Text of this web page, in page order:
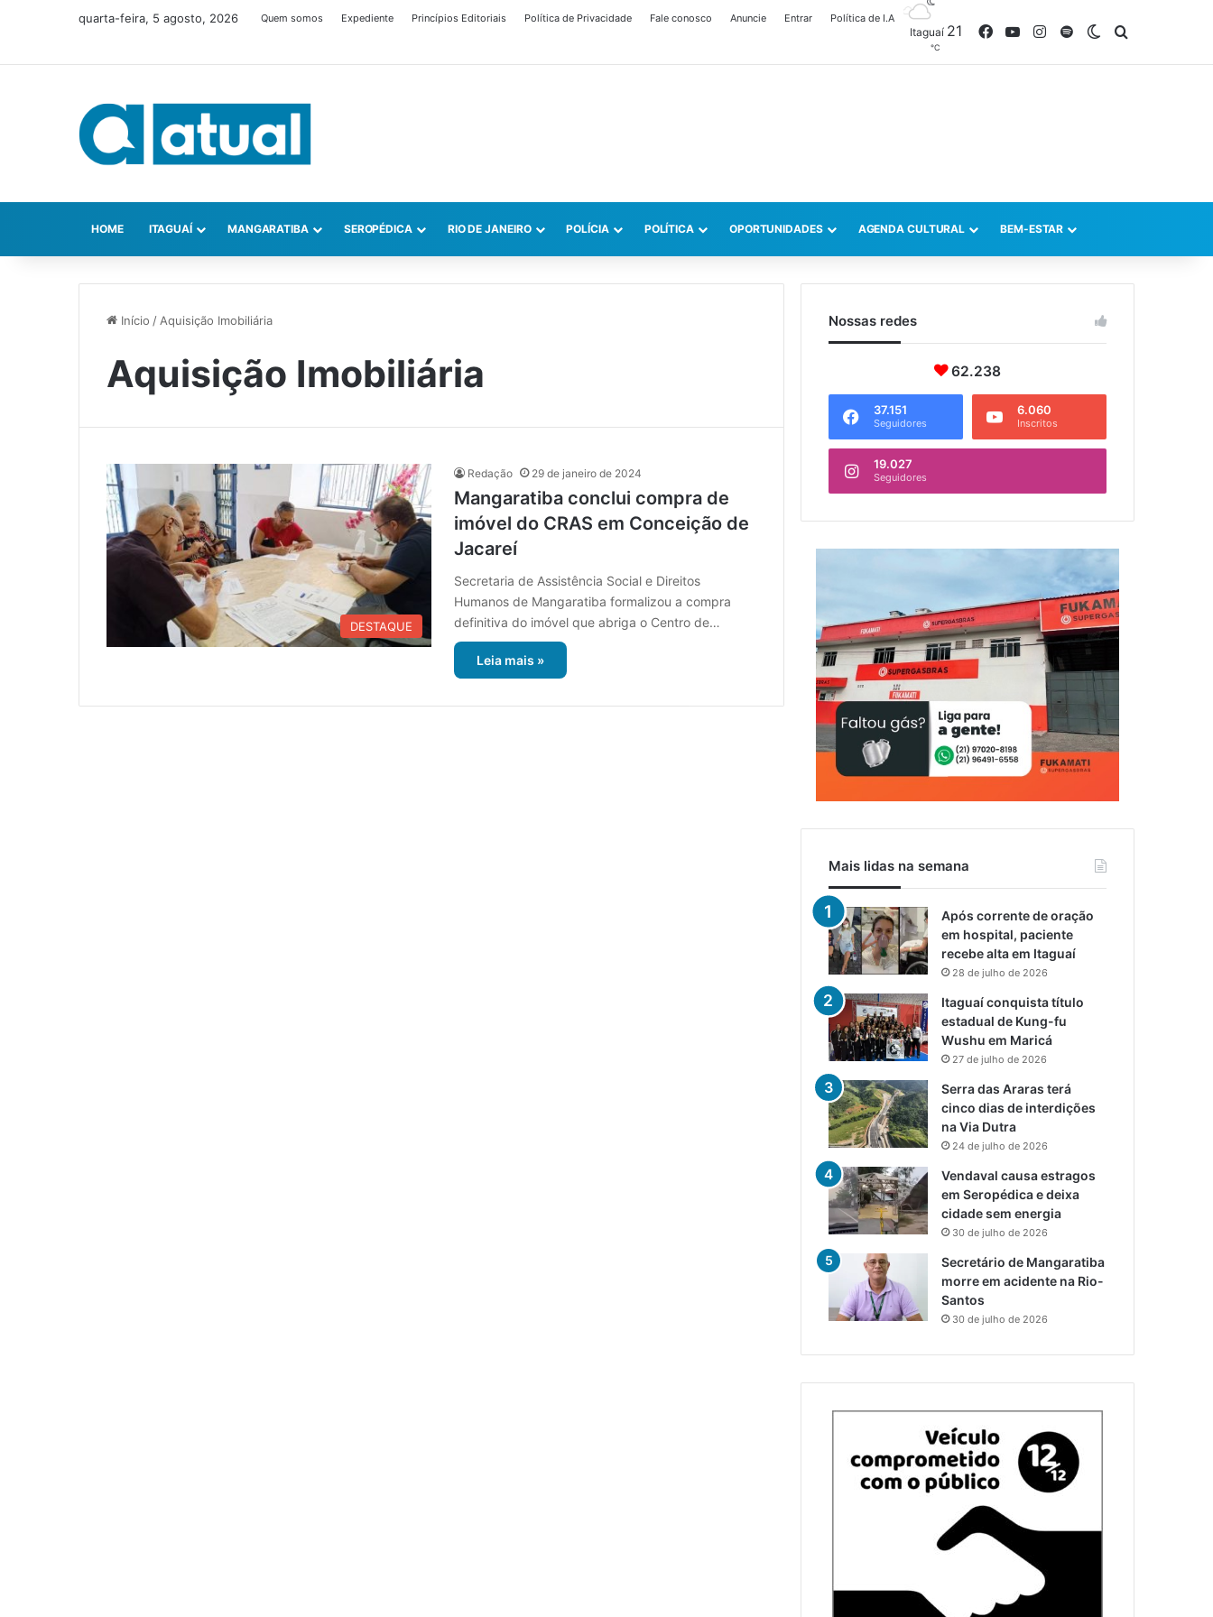
quarta-feira, 5 agosto, 2026 Quem somos Expediente Princípios Editoriais Política de Privacidade Fale conosco Anuncie Entrar Política de I.A
Itaguaí 21
℃
FacebookYouTubeInstagram
SpotifySwitch skin
HOME ITAGUAÍ MANGARATIBA SEROPÉDICA RIO DE JANEIRO POLÍCIA POLÍTICA OPORTUNIDADES AGENDA CULTURAL BEM-ESTAR
Início /Aquisição Imobiliária
Aquisição Imobiliária
DESTAQUE
Redação 29 de janeiro de 2024
Mangaratiba conclui compra de
imóvel do CRAS em Conceição de
Jacareí
Secretaria de Assistência Social e Direitos
Humanos de Mangaratiba formalizou a compra
definitiva do imóvel que abriga o Centro de…
Leia mais »
Nossas redes
62.238
37.151
Seguidores
6.060
Inscritos
19.027
Seguidores
Mais lidas na semana
Após corrente de oração
em hospital, paciente
recebe alta em Itaguaí
28 de julho de 2026
Itaguaí conquista título
estadual de Kung-fu
Wushu em Maricá
27 de julho de 2026
Serra das Araras terá
cinco dias de interdições
na Via Dutra
24 de julho de 2026
Vendaval causa estragos
em Seropédica e deixa
cidade sem energia
30 de julho de 2026
Secretário de Mangaratiba
morre em acidente na Rio-
Santos
30 de julho de 2026